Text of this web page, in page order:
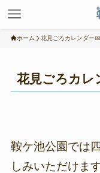
ホーム 花見ごろカレンダー📅
花見ごろカレ
鞍ケ池公園では
しみいただけます